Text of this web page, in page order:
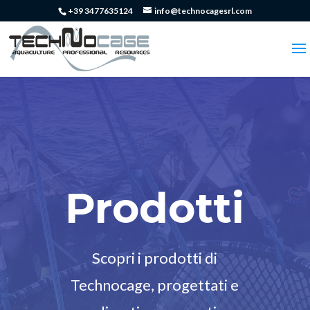
+39 3477635124 info@technocagesrl.com
Prodotti
Scopri i prodotti di
Technocage, progettati e